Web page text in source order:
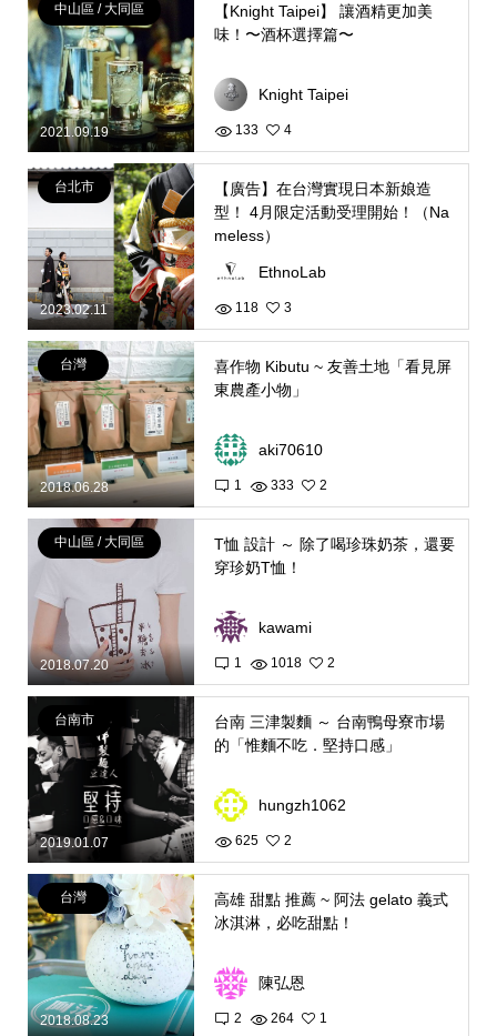
2021.09.19
中山區 / 大同區
【Knight Taipei】 讓酒精更加美
味！〜酒杯選擇篇〜
Knight Taipei
133 4
2023.02.11
台北市
【廣告】在台灣實現日本新娘造
型！ 4月限定活動受理開始！（Na
meless）
EthnoLab
118 3
2018.06.28
台灣
喜作物 Kibutu ~ 友善土地「看見屏
東農產小物」
aki70610
1 333 2
2018.07.20
中山區 / 大同區
T恤 設計 ～ 除了喝珍珠奶茶，還要
穿珍奶T恤！
kawami
1 1018 2
2019.01.07
台南市
台南 三津製麵 ～ 台南鴨母寮市場
的「惟麵不吃．堅持口感」
hungzh1062
625 2
2018.08.23
台灣
高雄 甜點 推薦 ~ 阿法 gelato 義式
冰淇淋，必吃甜點！
陳弘恩
2 264 1